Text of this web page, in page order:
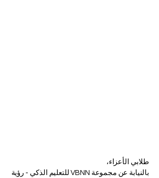
طلابي الأعزاء،
بالنيابة عن مجموعة VBNN للتعليم الذكي - رؤية